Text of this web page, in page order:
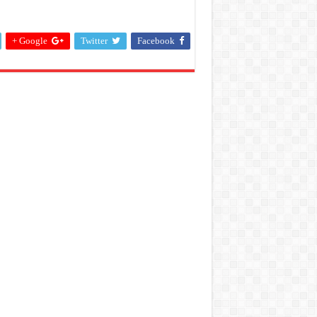
Facebook
Twitter
Google +